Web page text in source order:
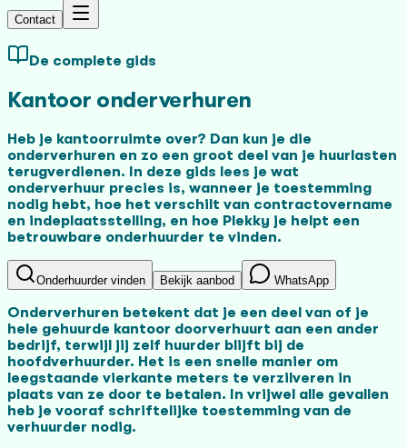
Contact
De complete gids
Kantoor onderverhuren
Heb je kantoorruimte over? Dan kun je die
onderverhuren en zo een groot deel van je huurlasten
terugverdienen. In deze gids lees je wat
onderverhuur precies is, wanneer je toestemming
nodig hebt, hoe het verschilt van contractovername
en indeplaatsstelling, en hoe Plekky je helpt een
betrouwbare onderhuurder te vinden.
Onderhuurder vinden Bekijk aanbod WhatsApp
Onderverhuren betekent dat je een deel van of je
hele gehuurde kantoor doorverhuurt aan een ander
bedrijf, terwijl jij zelf huurder blijft bij de
hoofdverhuurder. Het is een snelle manier om
leegstaande vierkante meters te verzilveren in
plaats van ze door te betalen. In vrijwel alle gevallen
heb je vooraf schriftelijke toestemming van de
verhuurder nodig.